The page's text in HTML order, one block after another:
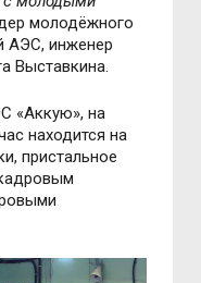
молодёжного
АЭС, инженер
Выставкина.
«Аккую», на
находится на
пристальное